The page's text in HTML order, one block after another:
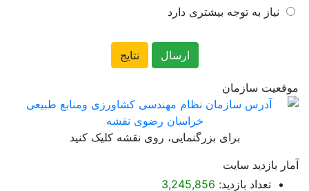
نیاز به توجه بیشتری دارد
موقعیت سازمان
برای بزرگنمایی، روی نقشه کلیک کنید
آمار بازدید سایت
تعداد بازدید: 3,245,856